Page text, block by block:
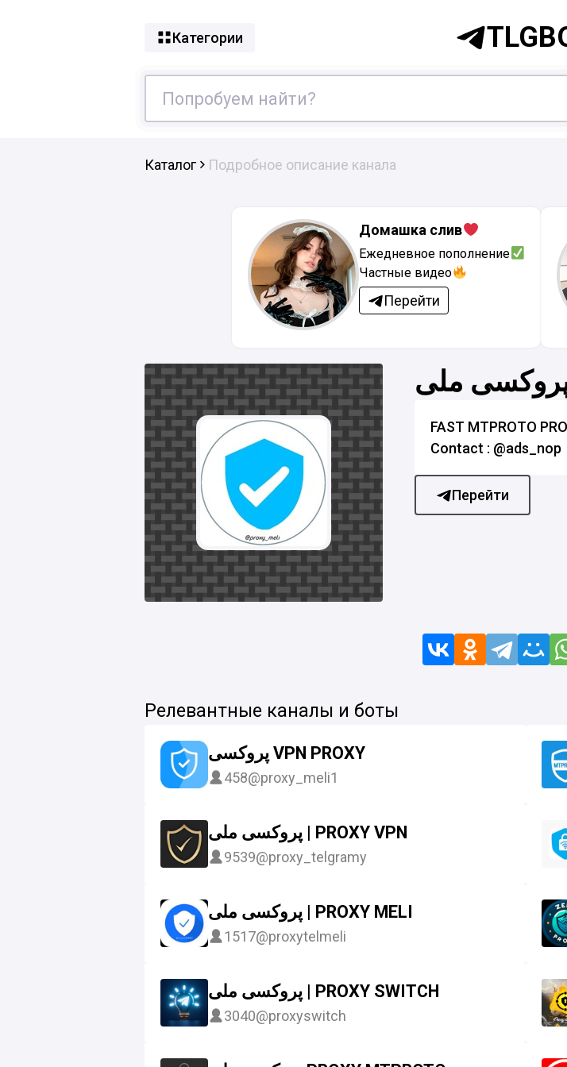
Категории
Каталог Подробное описание канала
Домашка слив
Ежедневное пополнение
Частные видео
Перейти
FAST MTPROTO
Contact : @ads_nop
Перейти
Релевантные каналы и боты
پروکسی VPN PROXY
458@proxy_meli1
پروکسی ملی | PROXY VPN
9539@proxy_telgramy
پروکسی ملی | PROXY MELI
1517@proxytelmeli
پروکسی ملی | PROXY SWITCH
3040@proxyswitch